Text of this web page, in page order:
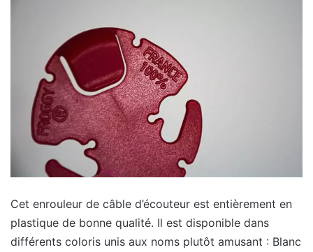
Cet enrouleur de câble d’écouteur est entièrement en
plastique de bonne qualité. Il est disponible dans
différents coloris unis aux noms plutôt amusant : Blanc